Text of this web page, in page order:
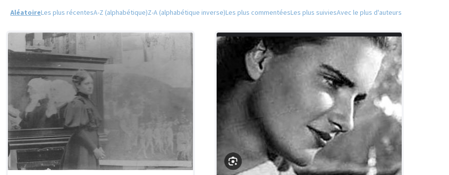
AléatoireLes plus récentesA-Z (alphabétique)Z-A (alphabétique inverse)Les plus commentéesLes plus suiviesAvec le plus d'auteurs